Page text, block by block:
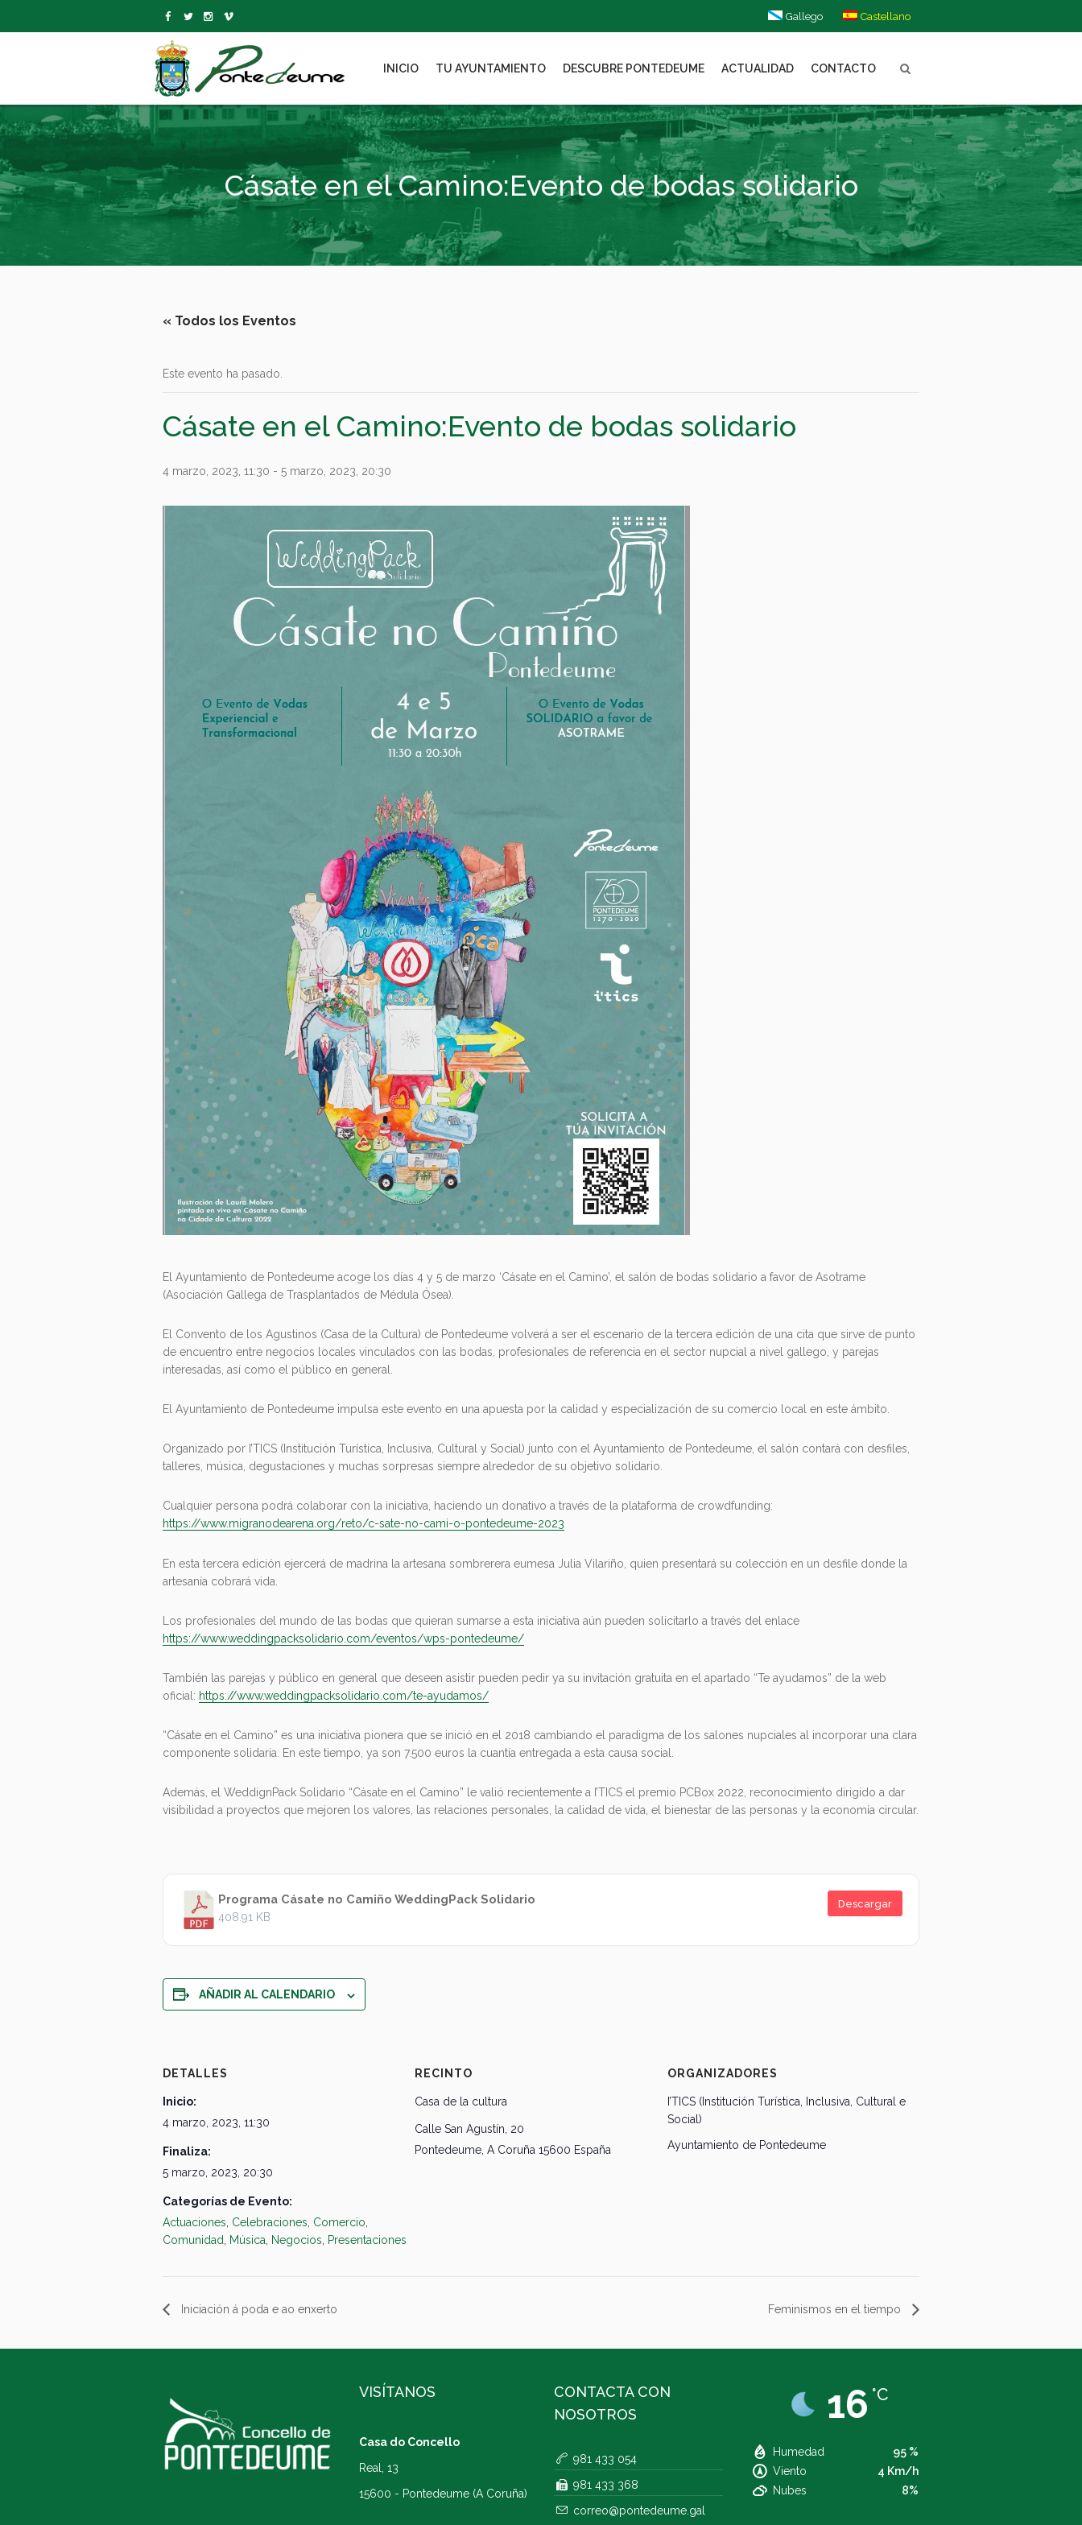
Gallego Castellano
INICIO TU AYUNTAMIENTO DESCUBRE PONTEDEUME ACTUALIDAD CONTACTO
Cásate en el Camino:Evento de bodas solidario
« Todos los Eventos
Este evento ha pasado.
Cásate en el Camino:Evento de bodas solidario
4 marzo, 2023, 11:30 - 5 marzo, 2023, 20:30
El Ayuntamiento de Pontedeume acoge los días 4 y 5 de marzo ‘Cásate en el Camino’, el salón de bodas solidario a favor de Asotrame
(Asociación Gallega de Trasplantados de Médula Ósea).
El Convento de los Agustinos (Casa de la Cultura) de Pontedeume volverá a ser el escenario de la tercera edición de una cita que sirve de punto
de encuentro entre negocios locales vinculados con las bodas, profesionales de referencia en el sector nupcial a nivel gallego, y parejas
interesadas, así como el público en general.
El Ayuntamiento de Pontedeume impulsa este evento en una apuesta por la calidad y especialización de su comercio local en este ámbito.
Organizado por I’TICS (Institución Turística, Inclusiva, Cultural y Social) junto con el Ayuntamiento de Pontedeume, el salón contará con desfiles,
talleres, música, degustaciones y muchas sorpresas siempre alrededor de su objetivo solidario.
Cualquier persona podrá colaborar con la iniciativa, haciendo un donativo a través de la plataforma de crowdfunding:
https://www.migranodearena.org/reto/c-sate-no-cami-o-pontedeume-2023
En esta tercera edición ejercerá de madrina la artesana sombrerera eumesa Julia Vilariño, quien presentará su colección en un desfile donde la
artesanía cobrará vida.
Los profesionales del mundo de las bodas que quieran sumarse a esta iniciativa aún pueden solicitarlo a través del enlace
https://www.weddingpacksolidario.com/eventos/wps-pontedeume/
También las parejas y público en general que deseen asistir pueden pedir ya su invitación gratuita en el apartado “Te ayudamos” de la web
oficial: https://www.weddingpacksolidario.com/te-ayudamos/
“Cásate en el Camino” es una iniciativa pionera que se inició en el 2018 cambiando el paradigma de los salones nupciales al incorporar una clara
componente solidaria. En este tiempo, ya son 7.500 euros la cuantía entregada a esta causa social.
Además, el WeddignPack Solidario “Cásate en el Camino” le valió recientemente a I’TICS el premio PCBox 2022, reconocimiento dirigido a dar
visibilidad a proyectos que mejoren los valores, las relaciones personales, la calidad de vida, el bienestar de las personas y la economía circular.
Programa Cásate no Camiño WeddingPack Solidario
408.91 KB
Descargar
AÑADIR AL CALENDARIO
DETALLES
Inicio:
4 marzo, 2023, 11:30
Finaliza:
5 marzo, 2023, 20:30
Categorías de Evento:
Actuaciones, Celebraciones, Comercio,
Comunidad, Música, Negocios, Presentaciones
RECINTO
Casa de la cultura
Calle San Agustín, 20
Pontedeume, A Coruña 15600 España
ORGANIZADORES
I’TICS (Institución Turística, Inclusiva, Cultural e
Social)
Ayuntamiento de Pontedeume
Iniciación á poda e ao enxerto Feminismos en el tiempo
VISÍTANOS
Casa do Concello
Real, 13
15600 - Pontedeume (A Coruña)
CONTACTA CON
NOSOTROS
981 433 054
981 433 368
correo@pontedeume.gal
16 °C
Humedad
95 %
Viento
4 Km/h
Nubes
8%